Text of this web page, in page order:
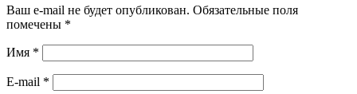
Ваш e-mail не будет опубликован. Обязательные поля
помечены *
Имя *
E-mail *